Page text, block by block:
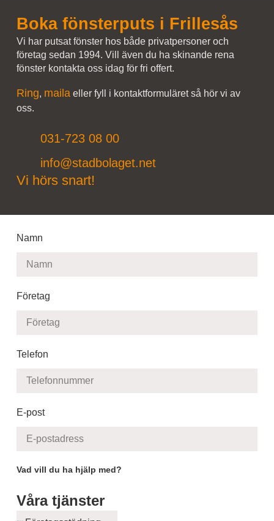
Boka fönsterputs i Frillesås
Vi har putsat fönster hos både privatpersoner och
företag sedan 1994. Vill även du ha skinande rena
fönster kontakta oss idag för fri offert.
Ring, maila eller fyll i kontaktformuläret så hör vi av
oss.
031-723 08 00
info@stadbolaget.net
Vi hörs snart!
Namn
Företag
Telefon
E-post
Vad vill du ha hjälp med?
Våra tjänster